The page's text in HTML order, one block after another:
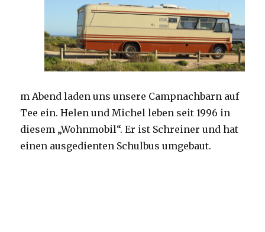
m Abend laden uns unsere Campnachbarn auf
Tee ein. Helen und Michel leben seit 1996 in
diesem „Wohnmobil“. Er ist Schreiner und hat
einen ausgedienten Schulbus umgebaut.